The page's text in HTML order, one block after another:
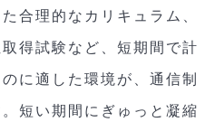
合理的なカリキュラム、
得試験など、短期間で計
に適した環境が、通信制
短い期間にぎゅっと凝縮